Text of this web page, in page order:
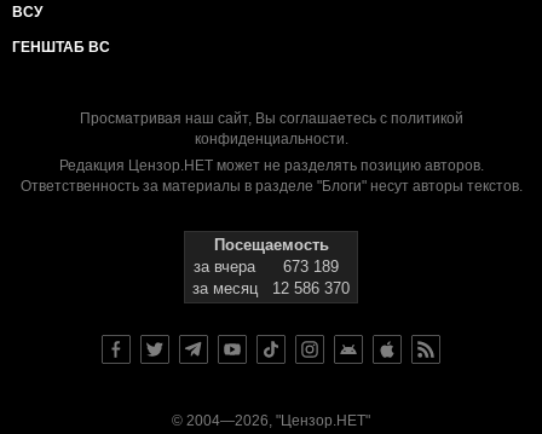
ненависть, как Тягнибок. Они не грозят засунуть
журналисту, как Яценюк.
выборы в Германии и ушёл из
политики. Премьер-министр Великобритании после
поражения на выборах его
партии ушёл в отставку. Японский премьер-министр
храм - и на следующий день ушёл в отставку.
Вы же, все вместе и
каждый по отдельности, уже понаделали на десяток
отставок. Вы - ходячая
гарантия победы Януковича на выборах в 2015 году.
Потому что, как
Тягнибока с его пещерной ксенофобией,
ВСУ
ГЕНШТАБ ВС
Просматривая наш сайт, Вы соглашаетесь с политикой
конфиденциальности.
Редакция Цензор.НЕТ может не разделять позицию авторов.
Ответственность за материалы в разделе "Блоги" несут авторы текстов.
Посещаемость
за вчера
673 189
за месяц
12 586 370
© 2004—2026, "Цензор.НЕТ"